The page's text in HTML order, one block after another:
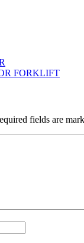
FORKLIFT
fields are